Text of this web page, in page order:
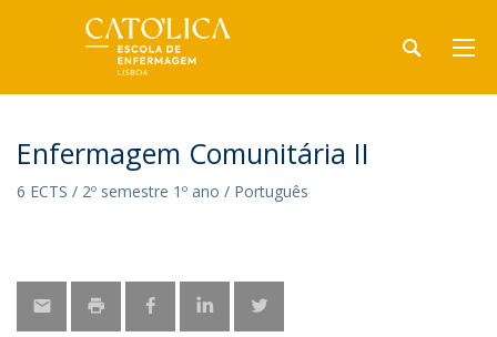
Enfermagem Comunitária II
6 ECTS / 2º semestre 1º ano / Português